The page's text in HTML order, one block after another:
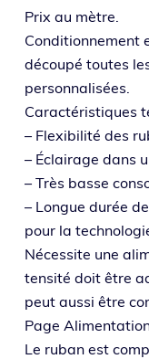
Prix au mètre.
Conditionnement
décou­pé toutes
personnalisées.
Caractéristiques
– Flexibilité des
– Éclairage dans
– Très basse
– Longue durée
pour la
Nécessite une
ten­si­té doit être
peut aus­si être
Page
Le ruban est